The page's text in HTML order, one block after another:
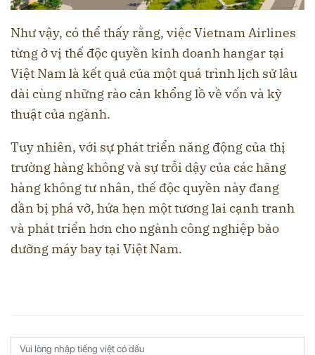
Như vậy, có thể thấy rằng, việc Vietnam Airlines
từng ở vị thế độc quyền kinh doanh hangar tại
Việt Nam là kết quả của một quá trình lịch sử lâu
dài cùng những rào cản khổng lồ về vốn và kỹ
thuật của ngành.
Tuy nhiên, với sự phát triển năng động của thị
trường hàng không và sự trỗi dậy của các hãng
hàng không tư nhân, thế độc quyền này đang
dần bị phá vỡ, hứa hẹn một tương lai cạnh tranh
và phát triển hơn cho ngành công nghiệp bảo
dưỡng máy bay tại Việt Nam.